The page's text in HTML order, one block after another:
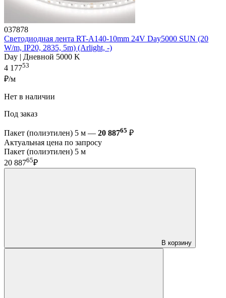
037878
Светодиодная лента RT-A140-10mm 24V Day5000 SUN (20
W/m, IP20, 2835, 5m) (Arlight, -)
Day | Дневной 5000 K
4 17753
₽/м
Нет в наличии
Под заказ
Пакет (полиэтилен) 5 м — 20 88765 ₽
Актуальная цена по запросу
Пакет (полиэтилен) 5 м
20 88765₽
В корзину